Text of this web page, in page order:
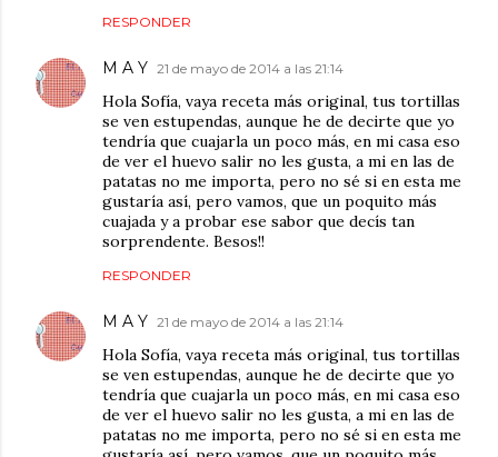
RESPONDER
M A Y 21 de mayo de 2014 a las 21:14
Hola Sofía, vaya receta más original, tus tortillas
se ven estupendas, aunque he de decirte que yo
tendría que cuajarla un poco más, en mi casa eso
de ver el huevo salir no les gusta, a mi en las de
patatas no me importa, pero no sé si en esta me
gustaría así, pero vamos, que un poquito más
cuajada y a probar ese sabor que decís tan
sorprendente. Besos!!
RESPONDER
M A Y 21 de mayo de 2014 a las 21:14
Hola Sofía, vaya receta más original, tus tortillas
se ven estupendas, aunque he de decirte que yo
tendría que cuajarla un poco más, en mi casa eso
de ver el huevo salir no les gusta, a mi en las de
patatas no me importa, pero no sé si en esta me